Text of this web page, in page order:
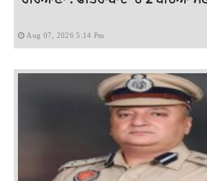
Aug 07, 2026 5:14 Pm